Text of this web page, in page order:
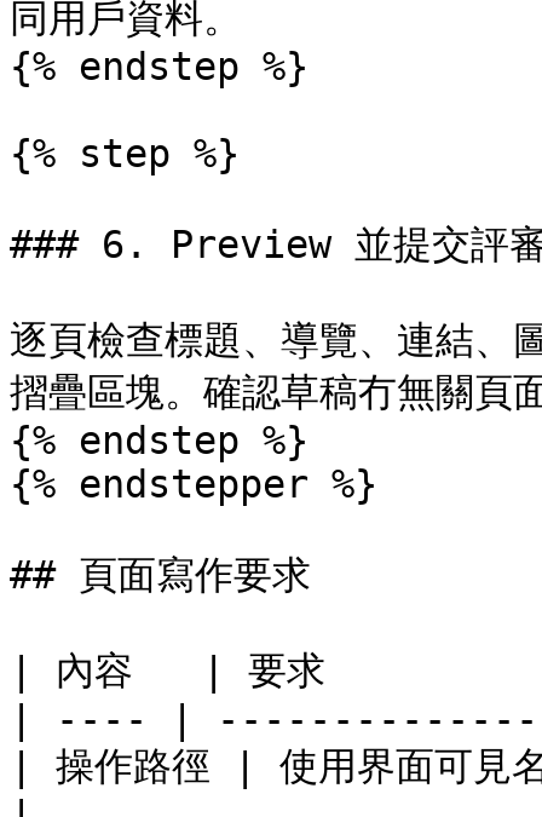
同用戶資料。
{% endstep %}
{% step %}
### 6. Preview 並提交評
逐頁檢查標題、導覽、連結
摺疊區塊。確認草稿冇無關頁
{% endstep %}
{% endstepper %}
## 頁面寫作要求
| 內容   | 要求
| ---- |
| 操作路徑 | 使用界面可見